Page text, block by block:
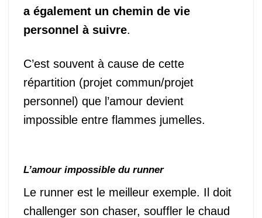
a également un chemin de vie
personnel à suivre.
C’est souvent à cause de cette
répartition (projet commun/projet
personnel) que l’amour devient
impossible entre flammes jumelles.
L’amour impossible du runner
Le runner est le meilleur exemple. Il doit
challenger son chaser, souffler le chaud